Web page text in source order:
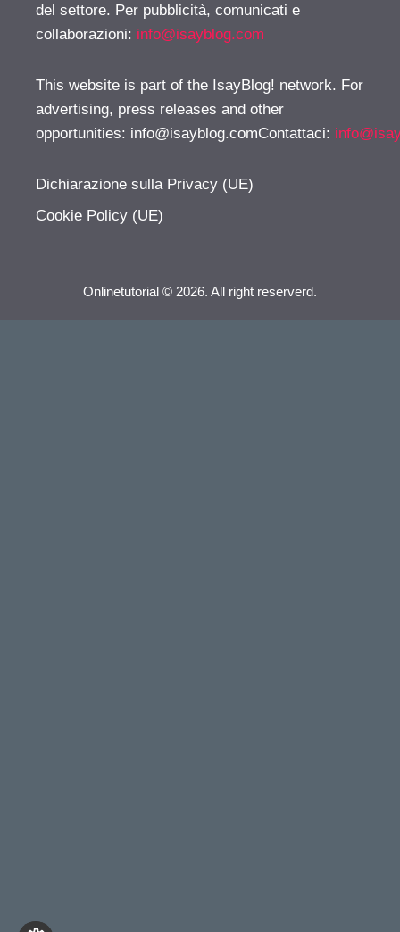
del settore. Per pubblicità, comunicati e
collaborazioni: info@isayblog.com
This website is part of the IsayBlog! network. For
advertising, press releases and other
opportunities: info@isayblog.comContattaci:
Dichiarazione sulla Privacy (UE)
Cookie Policy (UE)
Onlinetutorial © 2026. All right reserverd.